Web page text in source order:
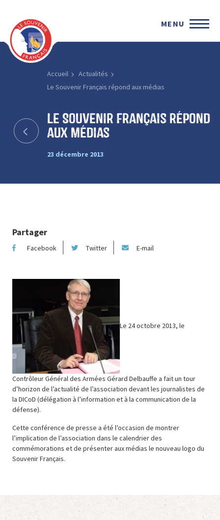
MENU
Accueil
Actualités
Le Souvenir Français répond aux médias
Le Souvenir Français répond
aux médias
23 décembre 2013
Partager
Facebook Twitter E-mail
Le 24 octobre 2013, le
Contrôleur Général des Armées Gérard Delbauffe a fait un tour
d’horizon de l’actualité de l’association devant les journalistes de
la DICoD (délégation à l’information et à la communication de la
défense).
Cette conférence de presse a été l’occasion de montrer
l’implication de l’association dans le calendrier des
commémorations et de présenter aux médias le nouveau logo du
Souvenir Français.